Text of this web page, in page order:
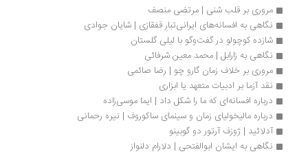
مروری بر قلب شنی | مرتضی منصف
نگاهی به افسانه‌های ایرانی‌تبارِ قفقازی | شایان جوادی
شازده کوچولو در گفت‌وگو با لیلی گلستان
نگاهی به زارابل | محمد معین شرفائی
مروری بر خلاف زمان گارو چو | رضا صائمی
نقد آزما بر ادبیات متعهد یا ابزاری
درباره افسانه‌ای که ما را شکل داد | ایما موسی‌زاده
درباره مالیخولیای زمان و سینمای ساکوروف | نیره رحمانی
آدلائید | ژوزف آرتور دو گوبینو
نگاهی به ایشان ابوالفتحی | دلارام دلنواز